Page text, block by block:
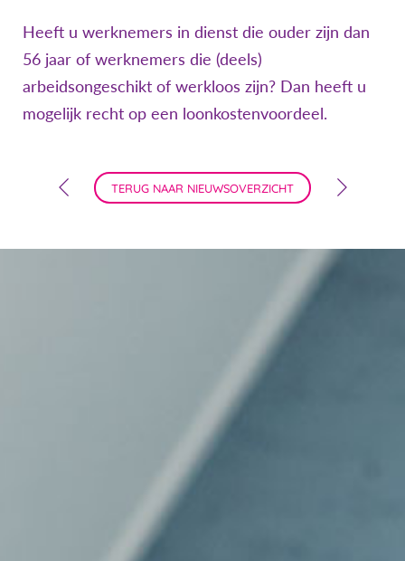
Heeft u werknemers in dienst die ouder zijn dan
56 jaar of werknemers die (deels)
arbeidsongeschikt of werkloos zijn? Dan heeft u
mogelijk recht op een loonkostenvoordeel.
TERUG NAAR NIEUWSOVERZICHT